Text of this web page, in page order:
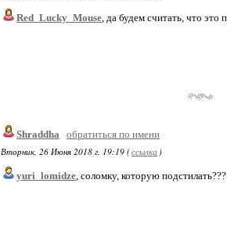
Red_Lucky_Mouse, да будем считать, что это
Shraddha
обратиться по имени
Вторник, 26 Июня 2018 г. 19:19 (ссылка )
yuri_lomidze, соломку, которую подстилать???